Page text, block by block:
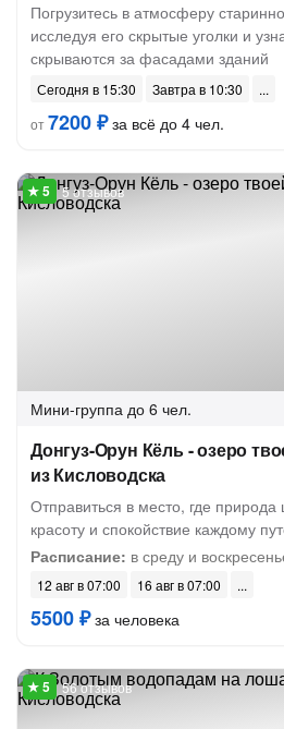
Погрузитесь в атмосферу
исследуя его скрытые уголки и
скрываются за фасадами зданий
Сегодня в 15:30
Завтра в 10:30
от7200 ₽за всё до 4 чел.
5 отзывов
Мини-группа до 6 чел.
Донгуз-Орун Кёль - озеро
из Кисловодска
Отправиться в место, где
красоту и спокойствие каждому
Расписание: в среду и
12 авг в 07:00 16 авг в 07:00
5500 ₽за человека
56 отзывов